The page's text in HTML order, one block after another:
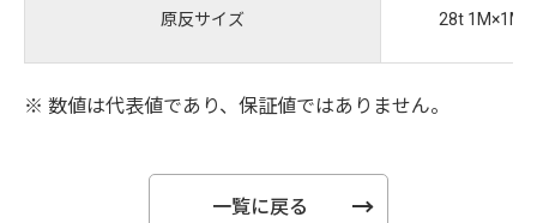
原反サイズ 28t 1M×1M
※ 数値は代表値であり、保証値ではありません。
一覧に戻る